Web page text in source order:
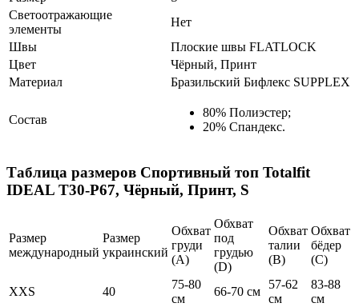
Светоотражающие
элементы
Нет
Швы
Плоские швы FLATLOCK
Цвет
Чёрный, Принт
Материал
Бразильский Бифлекс SUPPLEX
Состав
80% Полиэстер;
20% Спандекс.
Таблица размеров Спортивный топ Totalfit
IDEAL T30-P67, Чёрный, Принт, S
Размер
международный
Размер
украинский
Обхват
груди
(А)
Обхват
под
грудью
(D)
Обхват
талии
(В)
Обхват
бёдер
(С)
XXS 40
75-80
см
66-70 см
57-62
см
83-88
см